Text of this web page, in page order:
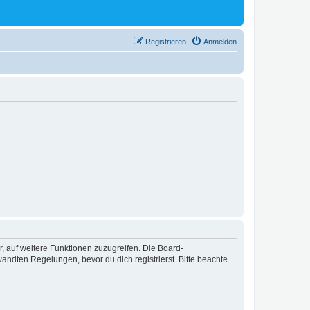
Anmelden
Registrieren
auf weitere Funktionen zuzugreifen. Die Board-
Regelungen, bevor du dich registrierst. Bitte beachte